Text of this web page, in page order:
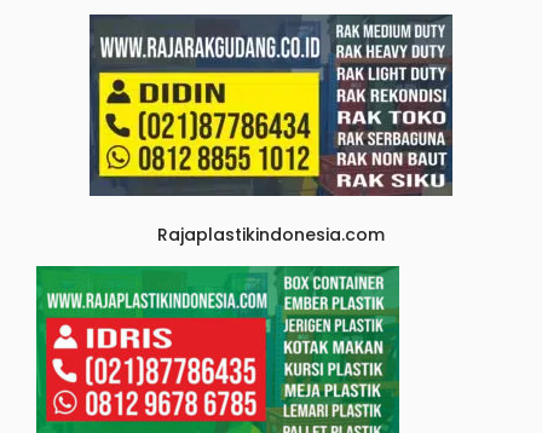
Rajaplastikindonesia.com